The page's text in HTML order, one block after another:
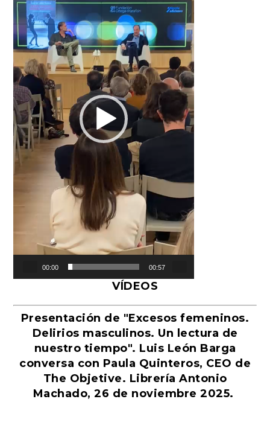
00:00 00:57
VÍDEOS
Presentación de "Excesos femeninos.
Delirios masculinos. Un lectura de
nuestro tiempo". Luis León Barga
conversa con Paula Quinteros, CEO de
The Objetive. Librería Antonio
Machado, 26 de noviembre 2025.